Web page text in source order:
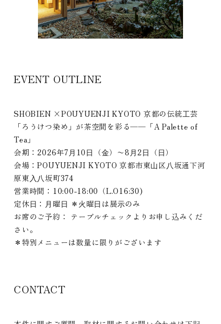
EVENT OUTLINE
SHOBIEN ×POUYUENJI KYOTO 京都の伝統⼯芸
「ろうけつ染め」が茶空間を彩る──「A Palette of
Tea」
会期：2026年7⽉10⽇（⾦）〜8⽉2⽇（⽇）
会場：POUYUENJI KYOTO 京都市東⼭区⼋坂通下河
原東⼊⼋坂町374
営業時間：10:00-18:00（L.O16:30)
定休⽇：⽉曜⽇ ＊⽕曜⽇は展⽰のみ
お席のご予約： テーブルチェックよりお申し込みくだ
さい。
＊特別メニューは数量に限りがございます
CONTACT